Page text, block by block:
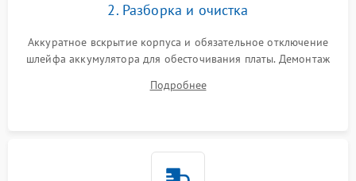
Проблемы Wi‑Fi или
2500 ₽
2. Разборка и очистка
Аккуратное вскрытие корпуса и обязательное отключение
шлейфа аккумулятора для обесточивания платы. Демонтаж
высохшей термопасты с кристаллов чипов.
Подробнее